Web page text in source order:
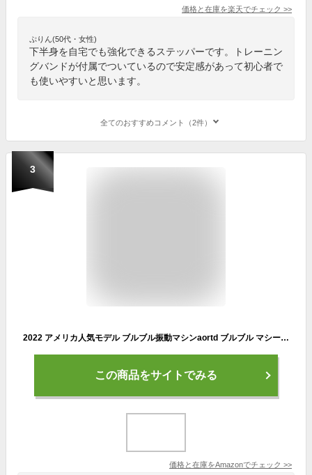
価格と在庫を楽天でチェック >>
ぷりん(50代・女性)
下半身を自宅でも強化できるステッパーです。トレーニン
グバンドが付属でついているので安定感があって初心者で
も使いやすいと思います。
全てのおすすめコメント（2件）
3
2022 アメリカ人気モデル ブルブル振動マシンaortd ブルブル マシーン 健康器具 振動 室内 運動器具 全身エクササイズ 乗るだけで痩せるマシン ダイエット 振動マシーン
この商品をサイトでみる
価格と在庫をAmazonでチェック >>